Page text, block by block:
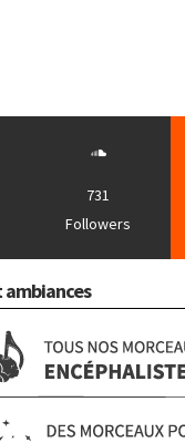
731
Followers
ambiances